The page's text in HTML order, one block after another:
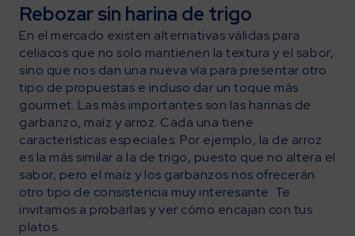
Rebozar sin harina de trigo
En el mercado existen alternativas válidas para
celiacos que no solo mantienen la textura y el sabor,
sino que nos dan una nueva vía para presentar otro
tipo de propuestas e incluso dar un toque más
gourmet. Las más importantes son las harinas de
garbanzo, maíz y arroz. Cada una tiene
características especiales. Por ejemplo, la de arroz
es la más similar a la de trigo, puesto que no altera el
sabor, pero el maíz y los garbanzos nos ofrecerán
otro tipo de consistencia muy interesante. Te
invitamos a probarlas y ver cómo encajan con tus
platos.